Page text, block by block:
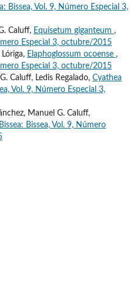
Bissea, Vol. 9, Número Especial 3,
Caluff, Equisetum giganteum ,
Especial 3, octubre/2015
Elaphoglossum ocoense ,
Especial 3, octubre/2015
Caluff, Ledis Regalado, Cyathea
Vol. 9, Número Especial 3,
Manuel G. Caluff,
Bissea: Bissea, Vol. 9, Número